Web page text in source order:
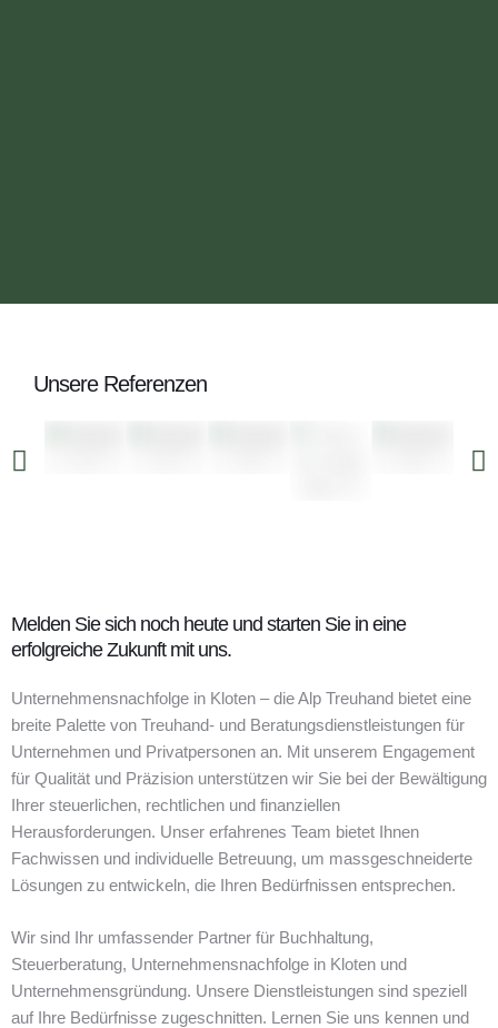
Unsere Referenzen
Melden Sie sich noch heute und starten Sie in eine
erfolgreiche Zukunft mit uns.
Unternehmensnachfolge in Kloten – die Alp Treuhand bietet eine
breite Palette von Treuhand- und Beratungsdienstleistungen für
Unternehmen und Privatpersonen an. Mit unserem Engagement
für Qualität und Präzision unterstützen wir Sie bei der Bewältigung
Ihrer steuerlichen, rechtlichen und finanziellen
Herausforderungen. Unser erfahrenes Team bietet Ihnen
Fachwissen und individuelle Betreuung, um massgeschneiderte
Lösungen zu entwickeln, die Ihren Bedürfnissen entsprechen.
Wir sind Ihr umfassender Partner für Buchhaltung,
Steuerberatung, Unternehmensnachfolge in Kloten und
Unternehmensgründung. Unsere Dienstleistungen sind speziell
auf Ihre Bedürfnisse zugeschnitten. Lernen Sie uns kennen und